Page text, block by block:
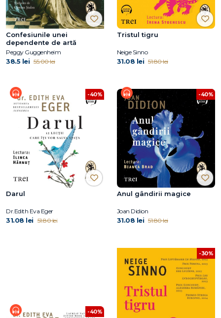
Confesiunile unei
dependente de artă
Peggy Guggenheim
38.5 lei 55.00 lei
Tristul tigru
Neige Sinno
31.08 lei 51.80 lei
-40%
Darul
Dr.Edith Eva Eger
31.08 lei 51.80 lei
-40%
Anul gândirii magice
Joan Didion
31.08 lei 51.80 lei
-40%
-30%